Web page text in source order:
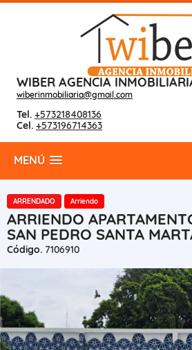
WIBER AGENCIA
wiberinmobiliaria@gmail.com
Tel. +573218408136
Cel. +573196714363
MENÚ
ARRENDADO Arriendo
ARRIENDO
SAN PEDRO SANTA
Código. 7106910